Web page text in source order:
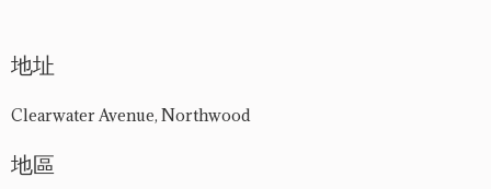
地址
Clearwater Avenue, Northwood
地區